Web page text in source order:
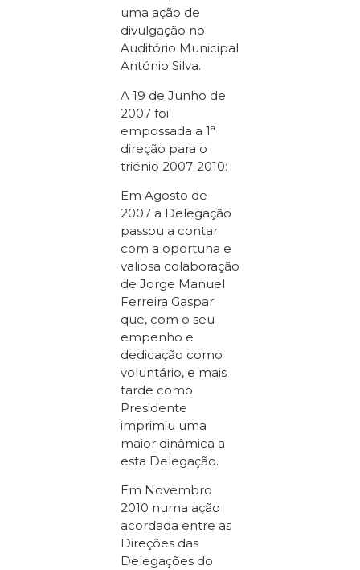
uma ação de
divulgação no
Auditório Municipal
António Silva.
A 19 de Junho de
2007 foi
empossada a 1ª
direção para o
triénio 2007-2010:
Em Agosto de
2007 a Delegação
passou a contar
com a oportuna e
valiosa colaboração
de Jorge Manuel
Ferreira Gaspar
que, com o seu
empenho e
dedicação como
voluntário, e mais
tarde como
Presidente
imprimiu uma
maior dinâmica a
esta Delegação.
Em Novembro
2010 numa ação
acordada entre as
Direções das
Delegações do